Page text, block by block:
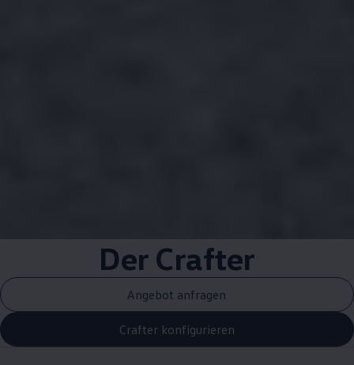
Der Crafter
Angebot anfragen
Crafter konfigurieren